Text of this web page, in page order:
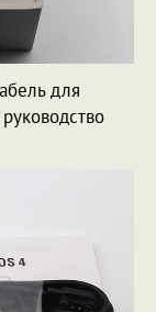
для